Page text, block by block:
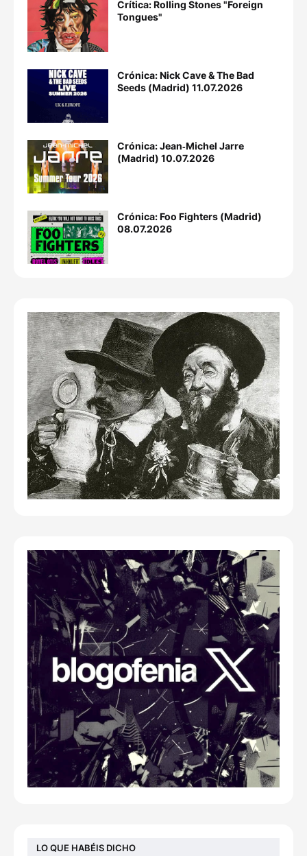
Crítica: Rolling Stones "Foreign
Tongues"
Crónica: Nick Cave & The Bad
Seeds (Madrid) 11.07.2026
Crónica: Jean‐Michel Jarre
(Madrid) 10.07.2026
Crónica: Foo Fighters (Madrid)
08.07.2026
LO QUE HABÉIS DICHO